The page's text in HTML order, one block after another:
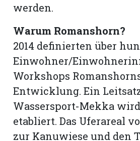
werden.
Warum Romanshorn?
2014 definierten über
Einwohner/
Workshops
Entwicklung. Ein
Wassersport-Mekka wird
etabliert. Das Uferareal
zur Kanuwiese und den